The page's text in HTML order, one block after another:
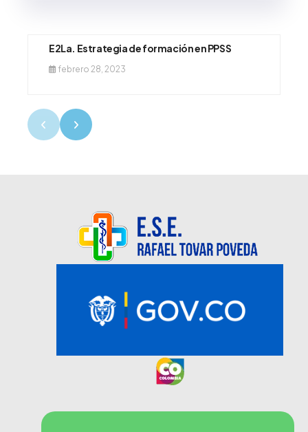
E2La. Estrategia de formación en PPSS
febrero 28, 2023